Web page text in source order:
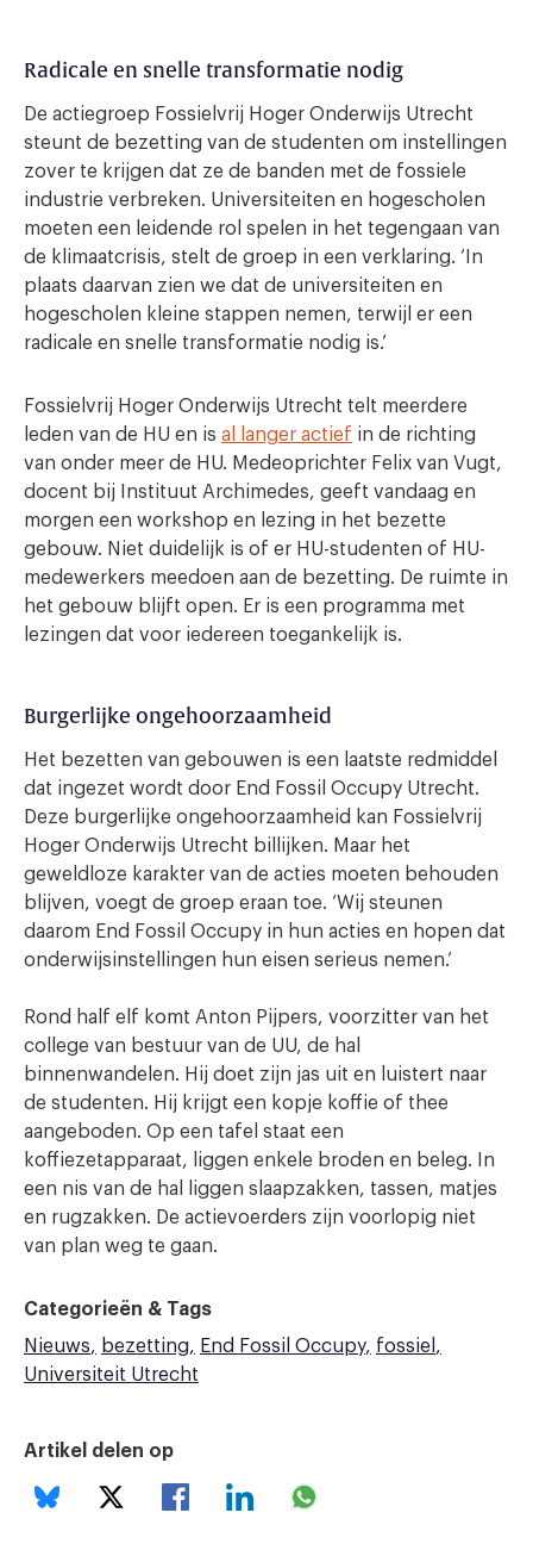
Radicale en snelle transformatie nodig
De actiegroep Fossielvrij Hoger Onderwijs Utrecht
steunt de bezetting van de studenten om instellingen
zover te krijgen dat ze de banden met de fossiele
industrie verbreken. Universiteiten en hogescholen
moeten een leidende rol spelen in het tegengaan van
de klimaatcrisis, stelt de groep in een verklaring. ‘In
plaats daarvan zien we dat de universiteiten en
hogescholen kleine stappen nemen, terwijl er een
radicale en snelle transformatie nodig is.’
Fossielvrij Hoger Onderwijs Utrecht telt meerdere
leden van de HU en is al langer actief in de richting
van onder meer de HU. Medeoprichter Felix van Vugt,
docent bij Instituut Archimedes, geeft vandaag en
morgen een workshop en lezing in het bezette
gebouw. Niet duidelijk is of er HU-studenten of HU-
medewerkers meedoen aan de bezetting. De ruimte in
het gebouw blijft open. Er is een programma met
lezingen dat voor iedereen toegankelijk is.
Burgerlijke ongehoorzaamheid
Het bezetten van gebouwen is een laatste redmiddel
dat ingezet wordt door End Fossil Occupy Utrecht.
Deze burgerlijke ongehoorzaamheid kan Fossielvrij
Hoger Onderwijs Utrecht billijken. Maar het
geweldloze karakter van de acties moeten behouden
blijven, voegt de groep eraan toe. ‘Wij steunen
daarom End Fossil Occupy in hun acties en hopen dat
onderwijsinstellingen hun eisen serieus nemen.’
Rond half elf komt Anton Pijpers, voorzitter van het
college van bestuur van de UU, de hal
binnenwandelen. Hij doet zijn jas uit en luistert naar
de studenten. Hij krijgt een kopje koffie of thee
aangeboden. Op een tafel staat een
koffiezetapparaat, liggen enkele broden en beleg. In
een nis van de hal liggen slaapzakken, tassen, matjes
en rugzakken. De actievoerders zijn voorlopig niet
van plan weg te gaan.
Categorieën & Tags
Nieuws
bezetting End Fossil Occupy
fossiel
Universiteit Utrecht
Artikel delen op